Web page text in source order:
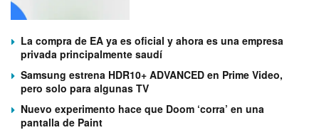
La compra de EA ya es oficial y ahora es una empresa
privada principalmente saudí
Samsung estrena HDR10+ ADVANCED en Prime Video,
pero solo para algunas TV
Nuevo experimento hace que Doom ‘corra’ en una
pantalla de Paint